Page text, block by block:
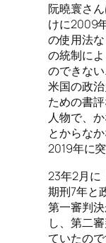
阮曉寰さ
けに2009
の使用法
の統制に
のできな
米国の政
ための書
人物で、
とからな
2019年に
23年2月に
期刑7年と
第一審判
し、第二
ていたの